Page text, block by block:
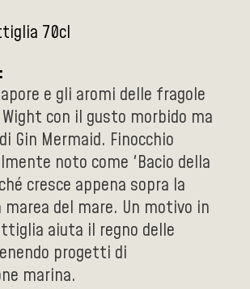
70cl
e gli aromi delle fragole
con il gusto morbido ma
Gin Mermaid. Finocchio
noto come 'Bacio della
cresce appena sopra la
del mare. Un motivo in
aiuta il regno delle
progetti di
marina.